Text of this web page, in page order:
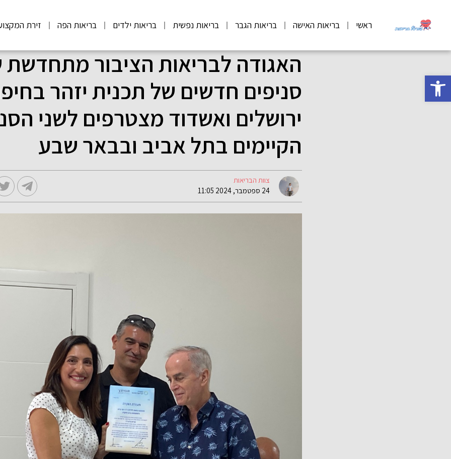
פתח סרגל נגישות
ראשי בריאות האישה בריאות הגבר בריאות נפשית בריאות ילדים בריאות הפה זירת
האגודה לבריאות הציבור
סניפים חדשים של תכנית יזהר
ירושלים ואשדוד מצטרפים לשני
הקיימים בתל אביב ובבאר שבע
צוות הבריאות
24 ספטמבר, 2024 11:05